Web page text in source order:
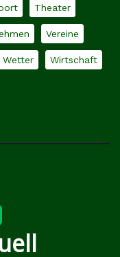
Theater
Vereine
Wetter Wirtschaft